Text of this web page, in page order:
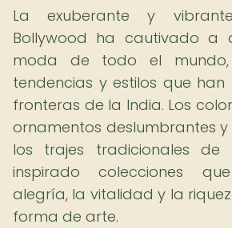
La exuberante y
Bollywood ha cautivado a
moda de todo el mundo,
tendencias y estilos que
fronteras de la India. Los
ornamentos deslumbrantes
los trajes tradicionales de
inspirado colecciones
alegría, la vitalidad y la
forma de arte.